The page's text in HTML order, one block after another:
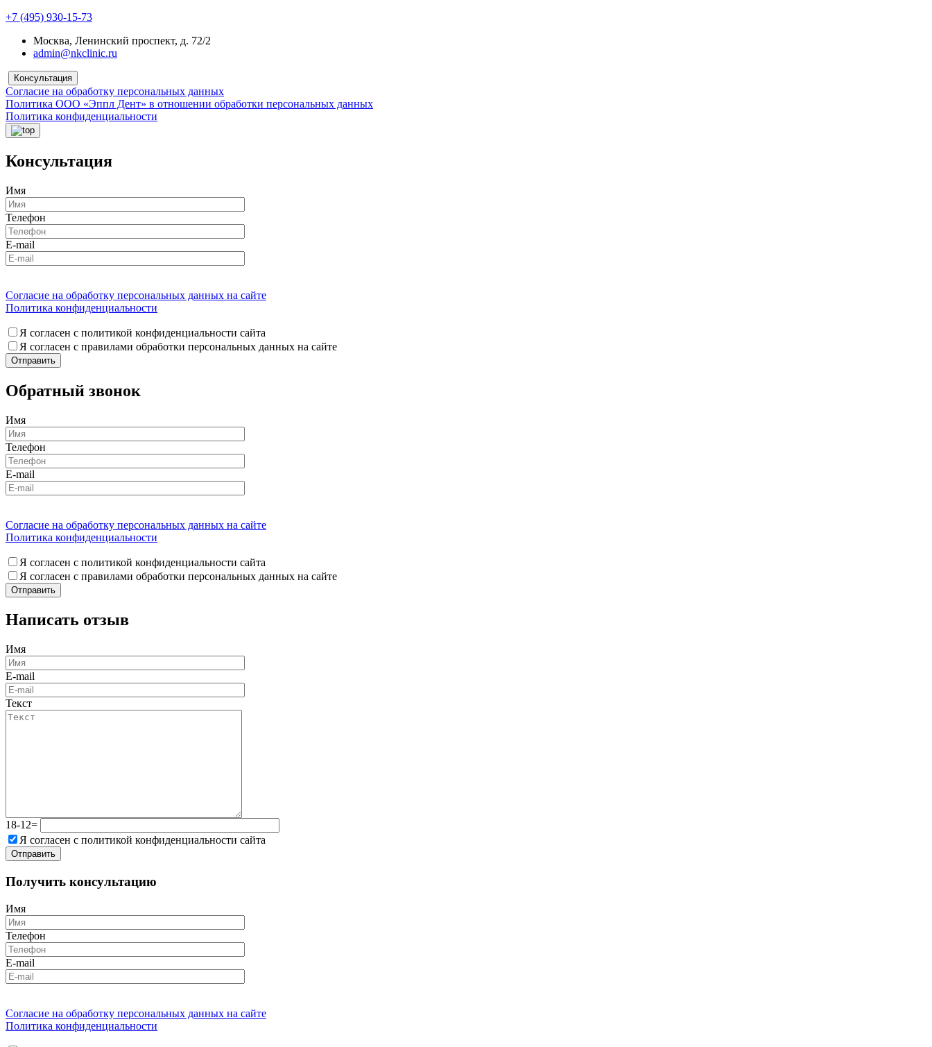
+7 (495) 930-15-73
Москва, Ленинский проспект, д. 72/2
admin@nkclinic.ru
Консультация
Согласие на обработку персональных данных
Политика ООО «Эппл Дент» в отношении обработки персональных данных
Политика конфиденциальности
Консультация
Имя
Телефон
E-mail
Согласие на обработку персональных данных на сайте
Политика конфиденциальности
Я согласен с политикой конфиденциальности сайта
Я согласен с правилами обработки персональных данных на сайте
Обратный звонок
Имя
Телефон
E-mail
Согласие на обработку персональных данных на сайте
Политика конфиденциальности
Я согласен с политикой конфиденциальности сайта
Я согласен с правилами обработки персональных данных на сайте
Написать отзыв
Имя
E-mail
Текст
18-12=
Я согласен с политикой конфиденциальности сайта
Получить консультацию
Имя
Телефон
E-mail
Согласие на обработку персональных данных на сайте
Политика конфиденциальности